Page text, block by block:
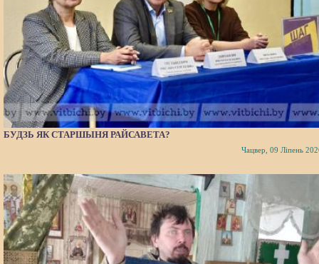
БУДЗЬ ЯК СТАРШЫНЯ РАЙСАВЕТА?
Чацвер, 09 Ліпень